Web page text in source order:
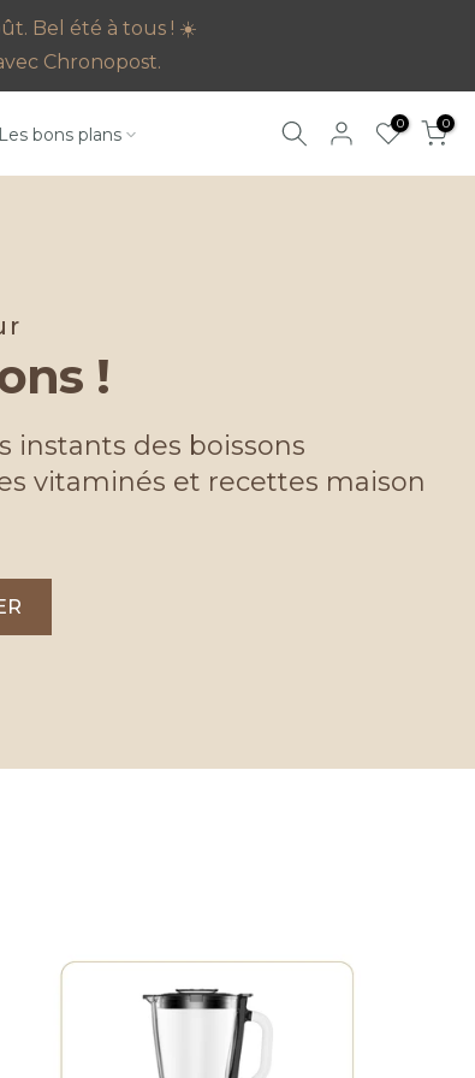
Bel été à tous ! ☀️
Chronopost.
Les bons plans 0 0
!
instants des boissons
vitaminés et recettes maison